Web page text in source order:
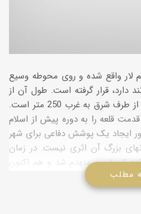
لار واقع شده و روی محوطه وسیع
دارد، قرار گرفته است. طول آن از
شمال به جنوب تقریباً 500 متر و از طرف شرق به غرب 250 متر است.
قلعه را به دوره پیش از اسلام
ایجاد یک پوشش دفاعی برای شهر
بزرگ آن اثری نیست. در زمان
تسخیر و منهدم شد و هم اکنون
به دیواره شمال و دو برج آن اشاره
مطلب